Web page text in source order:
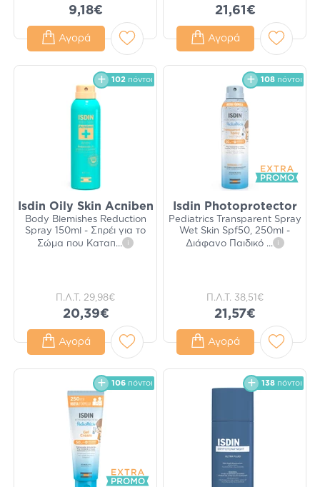
9,18€
Αγορά
21,61€
Αγορά
102 πόντοι
Isdin Oily Skin Acniben
Body Blemishes Reduction
Spray 150ml - Σπρέι για το
Σώμα που Καταπ... i
Π.Λ.Τ. 29,98€
20,39€
Αγορά
108 πόντοι
Isdin Photoprotector
Pediatrics Transparent Spray
Wet Skin Spf50, 250ml -
Διάφανο Παιδικό ... i
Π.Λ.Τ. 38,51€
21,57€
Αγορά
106 πόντοι 138 πόντοι